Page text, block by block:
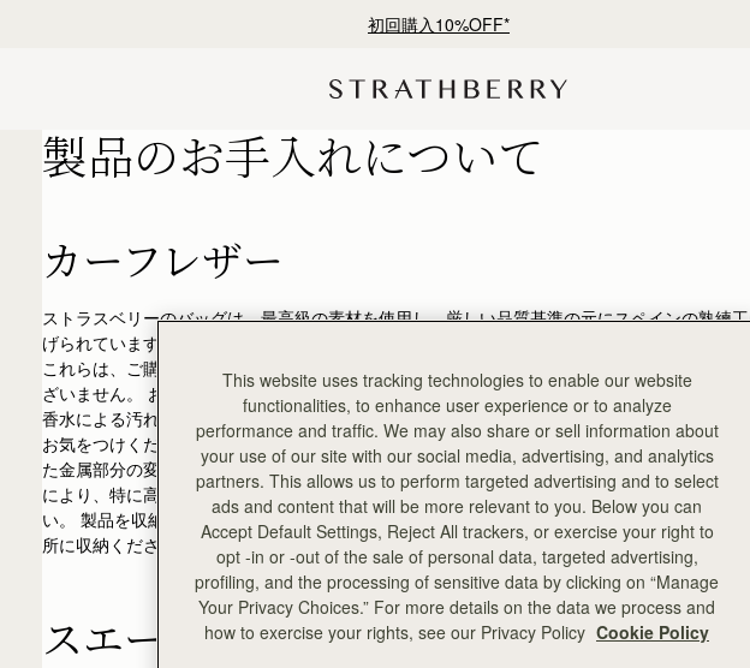
初回購入10%OFF*
製品のお手入れについて
カーフレザー
ストラスベリーのバッグは、最高級の素材を使用し、厳しい品質基準の元にスペインの熟練
げられています。 一品一品手作りのため、皮革の色には若干の違いが現れることがあります
これらは、ご購入いただいたストラスベリー製品を独特のものにするために自然に発生した
ざいません。 お手元のストラスベリー製品を長くお楽しみいただくには、水分、油分による
香水による汚れには十分お気をつけください。また強い光源や高熱も品質に影響を与えるこ
お気をつけください。 製品が濡れた際には、柔らかい布を使用して水分を拭き取り、室温で
た金属部分の変色を防ぐために、ジュエリー専用の金属磨きなどでお手入れする事をお勧め
により、特に高温多湿の環境では革が変色する場合がございます。淡い色の製品をご購入の
い。 製品を収納する際には、購入の際にお客様に提供した専用の保存用ダストバッグに収め
所に収納ください。
スエード
This website uses tracking technologies to enable our website
functionalities, to enhance user experience or to analyze
performance and traffic. We may also share or sell information about
your use of our site with our social media, advertising, and analytics
partners. This allows us to perform targeted advertising and to select
ads and content that will be more relevant to you. Below you can
Accept Default Settings, Reject All trackers, or exercise your right to
opt -in or -out of the sale of personal data, targeted advertising,
profiling, and the processing of sensitive data by clicking on “Manage
Your Privacy Choices.” For more details on the data we process and
how to exercise your rights, see our Privacy Policy Cookie Policy